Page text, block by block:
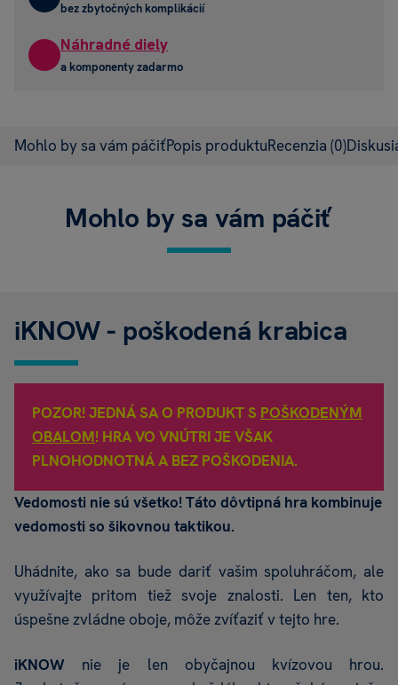
bez zbytočných komplikácií
Náhradné diely
a komponenty zadarmo
Mohlo by sa vám páčiťPopis produktuRecenzia (0)
Mohlo by sa vám páčiť
iKNOW - poškodená krabica
POZOR! JEDNÁ SA O PRODUKT S POŠKODENÝM
OBALOM! HRA VO VNÚTRI JE VŠAK
PLNOHODNOTNÁ A BEZ POŠKODENIA.
Vedomosti nie sú všetko! Táto dôvtipná hra kombinuje
vedomosti so šikovnou taktikou.
Uhádnite, ako sa bude dariť vašim spoluhráčom, ale
využívajte pritom tiež svoje znalosti. Len ten, kto
úspešne zvládne oboje, môže zvíťaziť v tejto hre.
iKNOW nie je len obyčajnou kvízovou hrou.